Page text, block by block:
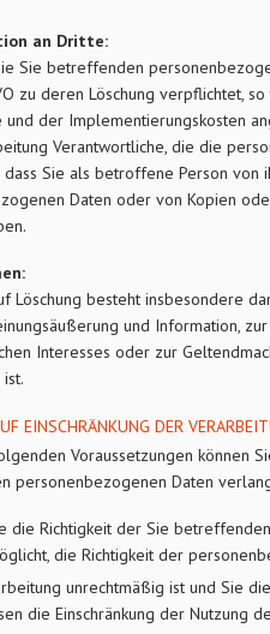
an Dritte:
Sie betreffenden
zu deren Löschung verpflichtet,
und der Implementierungskosten
Verantwortliche, die die
Sie als betroffene Person von
Daten oder von Kopien
Löschung besteht insbesondere
und Information,
Interesses oder zur
EINSCHRÄNKUNG DER
Voraussetzungen können
personenbezogenen Daten
die Richtigkeit der Sie
die Richtigkeit der
unrechtmäßig ist und Sie
die Einschränkung der Nutzung